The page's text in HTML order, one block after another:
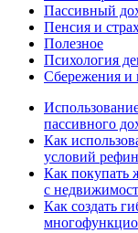
Пассивный
Пенсия и
Полезное
Психология
Сбережения и
пассивного
Как
условий
Как покупать
с
Как создать